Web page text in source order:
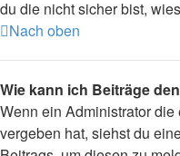
du die nicht sicher bist,
Nach oben
Wie kann ich Beiträge
Wenn ein Administrator
vergeben hat, siehst du